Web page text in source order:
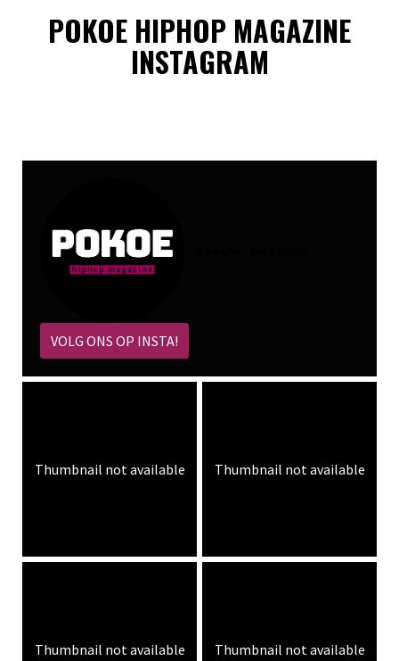
POKOE HIPHOP MAGAZINE
INSTAGRAM
VOLG ONS OP INSTA!
Thumbnail not available Thumbnail not available
Thumbnail not available Thumbnail not available